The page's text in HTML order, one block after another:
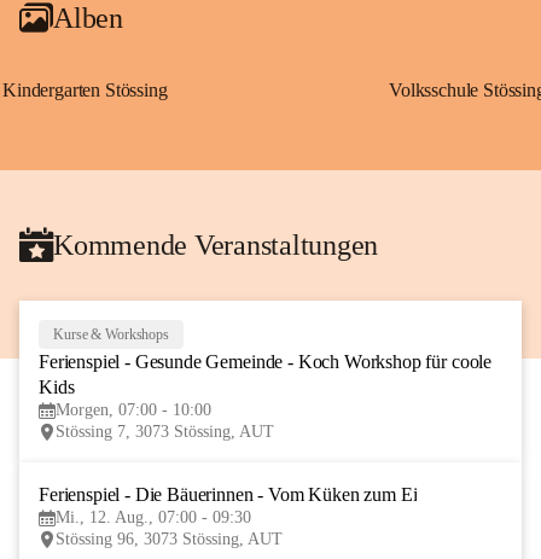
Alben
Kindergarten Stössing Volksschule
Kommende Veranstaltungen
AUG
Kurse & Workshops
Ferienspiel - Gesunde Gemeinde - Koch Workshop für coole
Kids
Morgen, 07:00 - 10:00
Stössing 7, 3073 Stössing, AUT
Ferienspiel - Die Bäuerinnen - Vom Küken zum Ei
Mi., 12. Aug., 07:00 - 09:30
Stössing 96, 3073 Stössing, AUT